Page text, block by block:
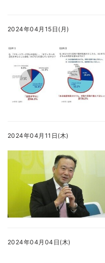
2024年04月15日(月)
2024年04月11日(木)
2024年04月04日(木)